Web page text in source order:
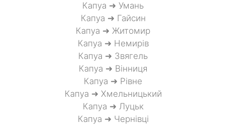
Капуа ➜ Умань
Капуа ➜ Гайсин
Капуа ➜ Житомир
Капуа ➜ Немирів
Капуа ➜ Звягель
Капуа ➜ Вінниця
Капуа ➜ Рівне
Капуа ➜ Хмельницький
Капуа ➜ Луцьк
Капуа ➜ Чернівці